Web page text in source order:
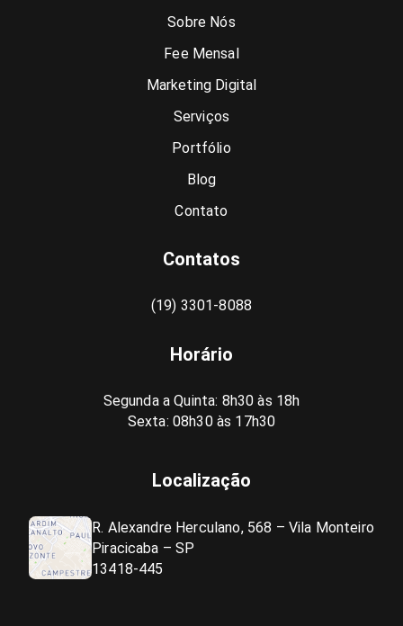
Sobre Nós
Fee Mensal
Marketing Digital
Serviços
Portfólio
Blog
Contato
Contatos
(19) 3301-8088
Horário
Segunda a Quinta: 8h30 às 18h
Sexta: 08h30 às 17h30
Localização
R. Alexandre Herculano, 568 – Vila Monteiro
Piracicaba – SP
13418-445